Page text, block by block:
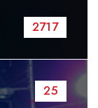
2717
25